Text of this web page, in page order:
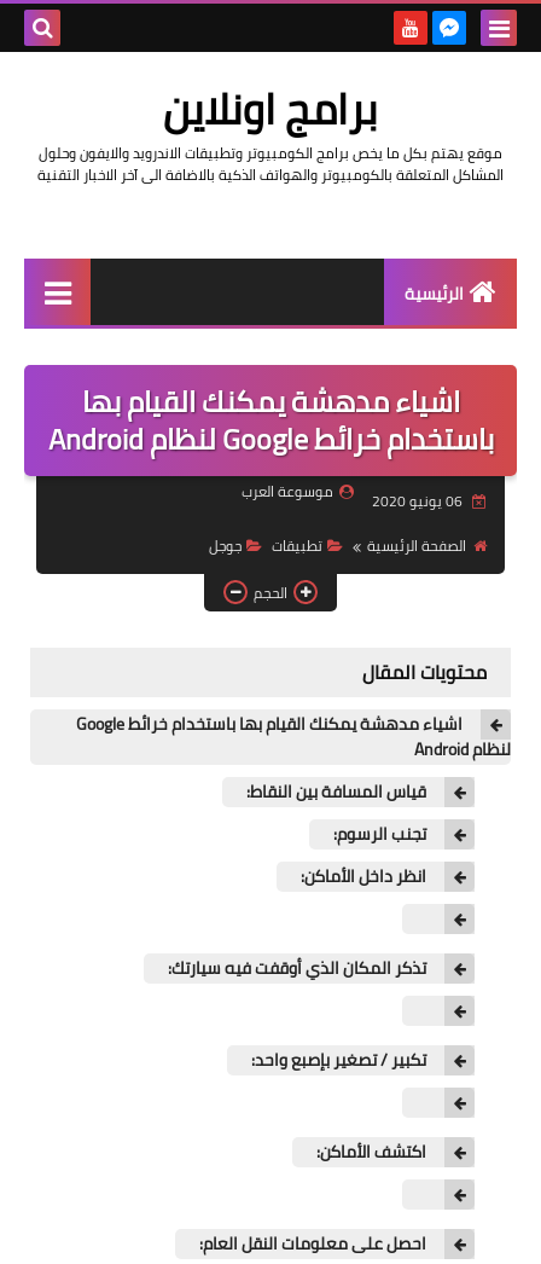
برامج اونلاين
موقع يهتم بكل ما يخص برامج الكومبيوتر وتطبيقات الاندرويد والايفون وحلول
المشاكل المتعلقة بالكومبيوتر والهواتف الذكية بالاضافة الى آخر الاخبار التقنية
الرئيسية
مراجعات
حماية
اندرويد
آيفون
ويندوز
مقالات
اشياء مدهشة يمكنك القيام بها
باستخدام خرائط Google لنظام Android
06 يونيو 2020
موسوعة العرب
الصفحة الرئيسية
تطبيقات
جوجل
الحجم
محتويات المقال
اشياء مدهشة يمكنك القيام بها باستخدام خرائط Google
لنظام Android
قياس المسافة بين النقاط:
تجنب الرسوم:
انظر داخل الأماكن:
تذكر المكان الذي أوقفت فيه سيارتك:
تكبير / تصغير بإصبع واحد:
اكتشف الأماكن:
احصل على معلومات النقل العام: